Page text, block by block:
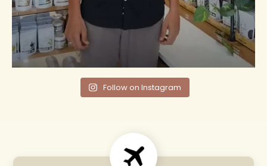
Follow on Instagram